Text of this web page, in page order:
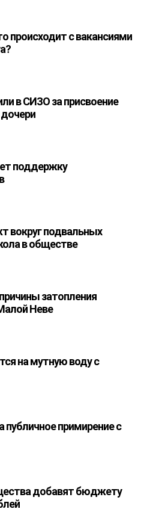
происходит с вакансиями
в СИЗО за присвоение
поддержку
вокруг подвальных
в обществе
затопления
Неве
на мутную воду с
публичное примирение с
добавят бюджету